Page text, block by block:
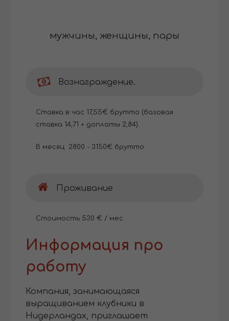
мужчины, женщины, пары
Вознаграждение.
Cтавка в час 17,55€ брутто (базовая
ставка 14,71 + доплаты 2,84).
В месяц 2800 - 3150€ брутто.
Проживание
Стоимость 530 € / мес.
Информация про
работу
Компания, занимающаяся
выращиванием клубники в
Нидерландах, приглашает